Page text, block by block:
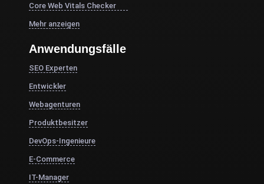
Core Web Vitals Checker
Mehr anzeigen
Anwendungsfälle
SEO Experten
Entwickler
Webagenturen
Produktbesitzer
DevOps-Ingenieure
E-Commerce
IT-Manager